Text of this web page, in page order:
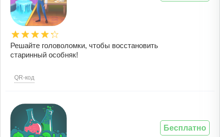
Решайте головоломки, чтобы восстановить
старинный особняк!
QR-код
Бесплатно